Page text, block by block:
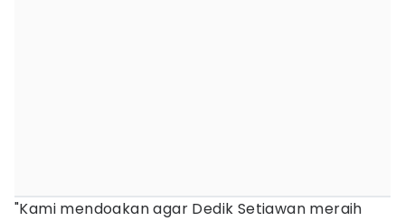
"Kami mendoakan agar Dedik Setiawan meraih